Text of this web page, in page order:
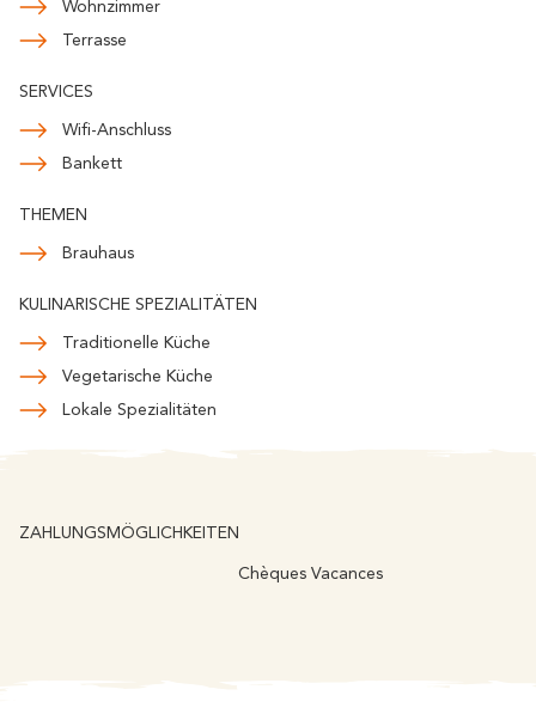
Wohnzimmer
Terrasse
SERVICES
Wifi-Anschluss
Bankett
THEMEN
Brauhaus
KULINARISCHE SPEZIALITÄTEN
Traditionelle Küche
Vegetarische Küche
Lokale Spezialitäten
ZAHLUNGSMÖGLICHKEITEN
Chèques Vacances